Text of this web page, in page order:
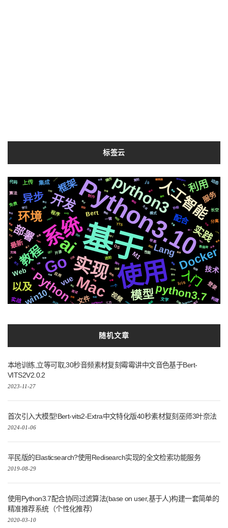
标签云
基于
使用
Python3.10
系统
实现
ai
Go
python3
Mac
人工智能
开发
Python
环境
教程 Docker
模型
部署
python3.7
异步
实践
入门
以及
利用
框架
Lang
win10
配合
vue
技术
服务
文件
最新
Web
M1
视频
Bert
集成
上传
登录
实战
程序
js
Iris
OS
文字
分离
免费
长空
算法
代码 动态
构建
TTS
一键
进阶
苹果
性能
模式
开源
操作
制作
一个
应用
协程
面试
api
三方
数据库
复刻
学习
克隆
音色
响应
compose
原生
芯片
前后
检测
编辑器
基础
2020
微软
国内
后端
Whisper
深度
记录
编程
Selenium通过
新版
svg
生成
结构
运行
格式
字幕
变量
推荐
celery
场景
阻塞
镜像
Apple
各种
存储
遇到
统一
github
切换
动画 爬虫
属于
情况
协议
聊天
合成
页面
https
简历
快速
布局
识别 集群
流程
可用
声音
机制
社交
数据
centos
推送
需要
Linux
分享
百度
Logo
管理
递归
移动
TensorFlow
随机文章
本地训练,立等可取,30秒音频素材复刻霉霉讲中文音色基于Bert-
VITS2V2.0.2
2023-11-27
首次引入大模型!Bert-vits2-Extra中文特化版40秒素材复刻巫师3叶奈法
2024-01-06
平民版的Elasticsearch?使用Redisearch实现的全文检索功能服务
2019-08-29
使用Python3.7配合协同过滤算法(base on user,基于人)构建一套简单的
精准推荐系统（个性化推荐）
2020-03-10